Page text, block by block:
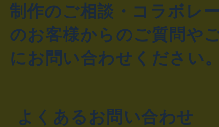
制作のご相談・コラボレ
のお客様からのご質問や
にお問い合わせください
よくあるお問い合わせ